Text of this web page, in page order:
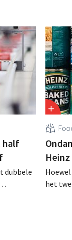
die
half
dubbele
het